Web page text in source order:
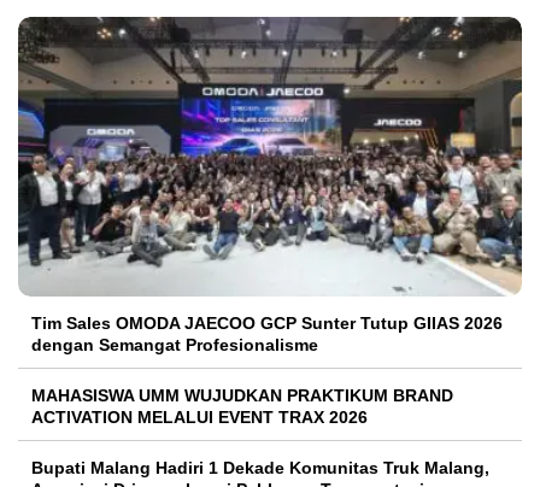
Tim Sales OMODA JAECOO GCP Sunter Tutup GIIAS 2026
dengan Semangat Profesionalisme
MAHASISWA UMM WUJUDKAN PRAKTIKUM BRAND
ACTIVATION MELALUI EVENT TRAX 2026
Bupati Malang Hadiri 1 Dekade Komunitas Truk Malang,